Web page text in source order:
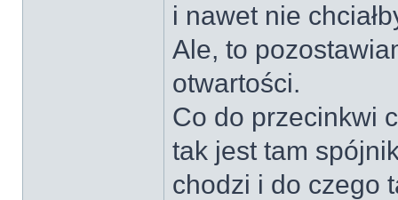
i nawet nie
Ale, to
otwartości.
Co do przecinkwi
tak jest tam
chodzi i do czego